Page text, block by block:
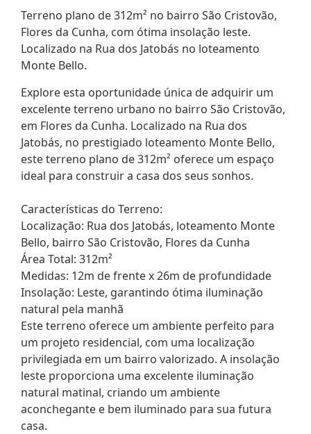
Terreno plano de 312m² no bairro São Cristovão,
Flores da Cunha, com ótima insolação leste.
Localizado na Rua dos Jatobás no loteamento
Monte Bello.
Explore esta oportunidade única de adquirir um
excelente terreno urbano no bairro São Cristovão,
em Flores da Cunha. Localizado na Rua dos
Jatobás, no prestigiado loteamento Monte Bello,
este terreno plano de 312m² oferece um espaço
ideal para construir a casa dos seus sonhos.
Características do Terreno:
Localização: Rua dos Jatobás, loteamento Monte
Bello, bairro São Cristovão, Flores da Cunha
Área Total: 312m²
Medidas: 12m de frente x 26m de profundidade
Insolação: Leste, garantindo ótima iluminação
natural pela manhã
Este terreno oferece um ambiente perfeito para
um projeto residencial, com uma localização
privilegiada em um bairro valorizado. A insolação
leste proporciona uma excelente iluminação
natural matinal, criando um ambiente
aconchegante e bem iluminado para sua futura
casa.